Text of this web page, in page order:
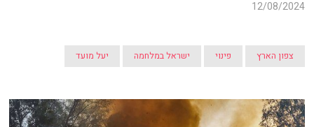
12/08/2024
צפון הארץ פינוי ישראל במלחמה יעל מועד